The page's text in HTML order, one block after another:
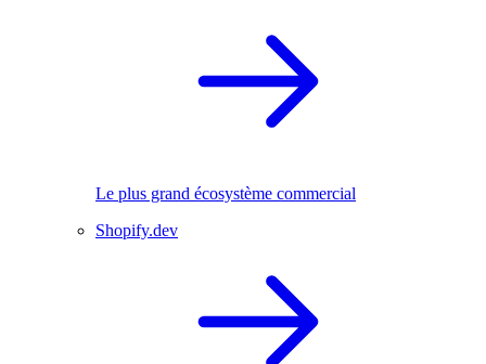
Le plus grand écosystème commercial
Shopify.dev